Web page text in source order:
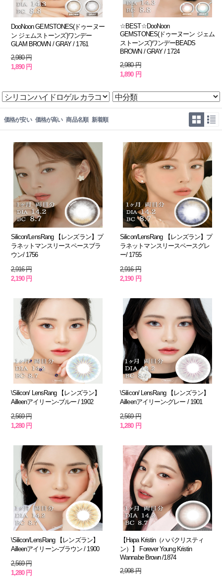
DooNoon GEMSTONES(ドゥーヌー
ン ジェムストーンズ)ワンデー
GLAM BROWN / GRAY / 1761
2,980 円
1,890 円
☆BEST☆DooNoon
GEMSTONES(ドゥーヌーン ジェム
ストーンズ)ワンデーBEADS
BROWN / GRAY / 1724
2,980 円
1,890 円
価格が安い 価格が高い 商品名順 新着順
Silicon/LensRang 【レンズラン】プ
ラネットマンスリースペースブラ
ウン/ 1756
2,916 円
2,190 円
Silicon/LensRang 【レンズラン】プ
ラネットマンスリースペースグレ
ー/ 1755
2,916 円
2,190 円
\Silicon/ LensRang 【レンズラン】
Ailleenアイリーン-ブルー / 1902
2,569 円
1,280 円
\Silicon/ LensRang 【レンズラン】
Ailleenアイリーン-グレー / 1901
2,569 円
1,280 円
\Silicon/LensRang 【レンズラン】
Ailleenアイリーン-ブラウン / 1900
2,569 円
1,280 円
【Hapa Kristin（ハパクリスティ
ン）】 Forever Young Kristin
Wannabe Brown /1874
2,998 円